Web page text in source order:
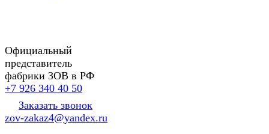
Официальный
представитель
фабрики ЗОВ в РФ
+7 926 340 40 50
Заказать звонок
zov-zakaz4@yandex.ru